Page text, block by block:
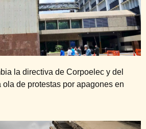
la directiva de Corpoelec y del
de protestas por apagones en